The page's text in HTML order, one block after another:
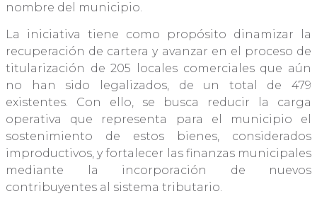
nombre del municipio.
La iniciativa tiene como propósito dinamizar la
recuperación de cartera y avanzar en el proceso de
titularización de 205 locales comerciales que aún
no han sido legalizados, de un total de 479
existentes. Con ello, se busca reducir la carga
operativa que representa para el municipio el
sostenimiento de estos bienes, considerados
improductivos, y fortalecer las finanzas municipales
mediante la incorporación de nuevos
contribuyentes al sistema tributario.